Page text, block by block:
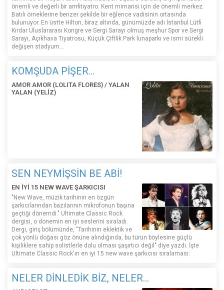
önemli ve değerli bir amfitiyatro. Kent mimarisi için de önemli merkez.
Batılı örneklerine benzer şekilde bir eğlence vadisinin ortasında
bulunuyor. En üstte Hilton, biraz altında, günümüzde adı İstanbul Lütfi
Kırdar Uluslararası Kongre ve Sergi Sarayı olmuş meşhur Spor ve Sergi
Sarayı, Açıkhava Tiyatrosu, Küçük Çiftlik Park lunaparkı ve ismi sürekli
değişen stadyum…
KOMŞUDA PİŞER...
AMOR AMOR (LOLITA FLORES) / YALAN
YALAN (YELİZ)
SEN NEYMİŞSİN BE ABİ!
EN İYİ 15 NEW WAVE ŞARKICISI
"New Wave, müzik tarihinin en özgün
şarkıcılarından bazılarının mikrofonun başına
geçtiği dönemdi." Ultimate Classic Rock
dergisi, o dönemin en iyi seslerini sıraladı.
Dergi, giriş bölümünde, "Tarihinin eklektik ve
çok yönlü doğası göz önüne alındığında, bu türün böylesine güçlü
kişiliklere sahip solistlerle dolu olması şaşırtıcı değil" diye yazdı. İşte
Ultimate Classic Rock'ın en iyi 15 new wave şarkıcısı sıralaması:
NELER DİNLEDİK BİZ, NELER...